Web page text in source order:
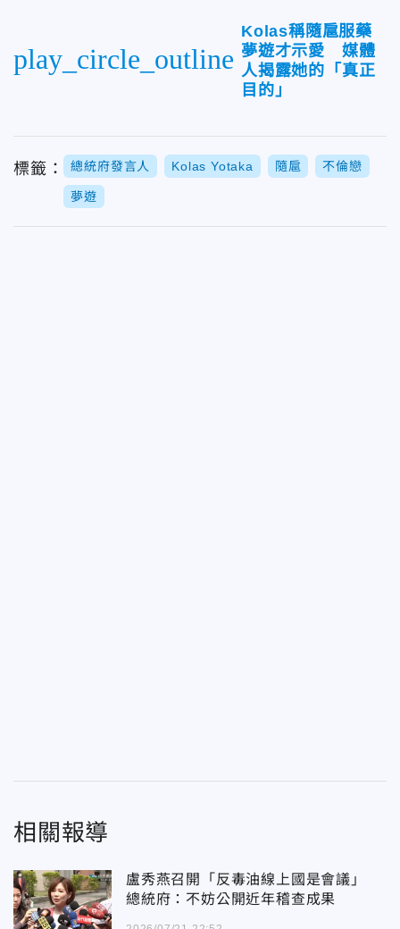
play_circle_outline
Kolas稱隨扈服藥
夢遊才示愛 媒體
人揭露她的「真正
目的」
標籤： 總統府發言人 Kolas Yotaka 隨扈 不倫戀
夢遊
相關報導
盧秀燕召開「反毒油線上國是會議」
總統府：不妨公開近年稽查成果